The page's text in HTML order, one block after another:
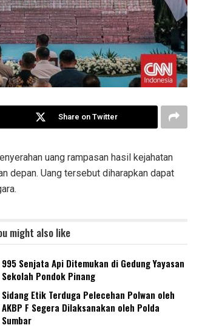
Share on Twitter
uang rampasan hasil kejahatan
depan. Uang tersebut diharapkan dapat
might also like
995 Senjata Api Ditemukan di Gedung Yayasan
Sekolah Pondok Pinang
Sidang Etik Terduga Pelecehan Polwan oleh
AKBP F Segera Dilaksanakan oleh Polda
Sumbar